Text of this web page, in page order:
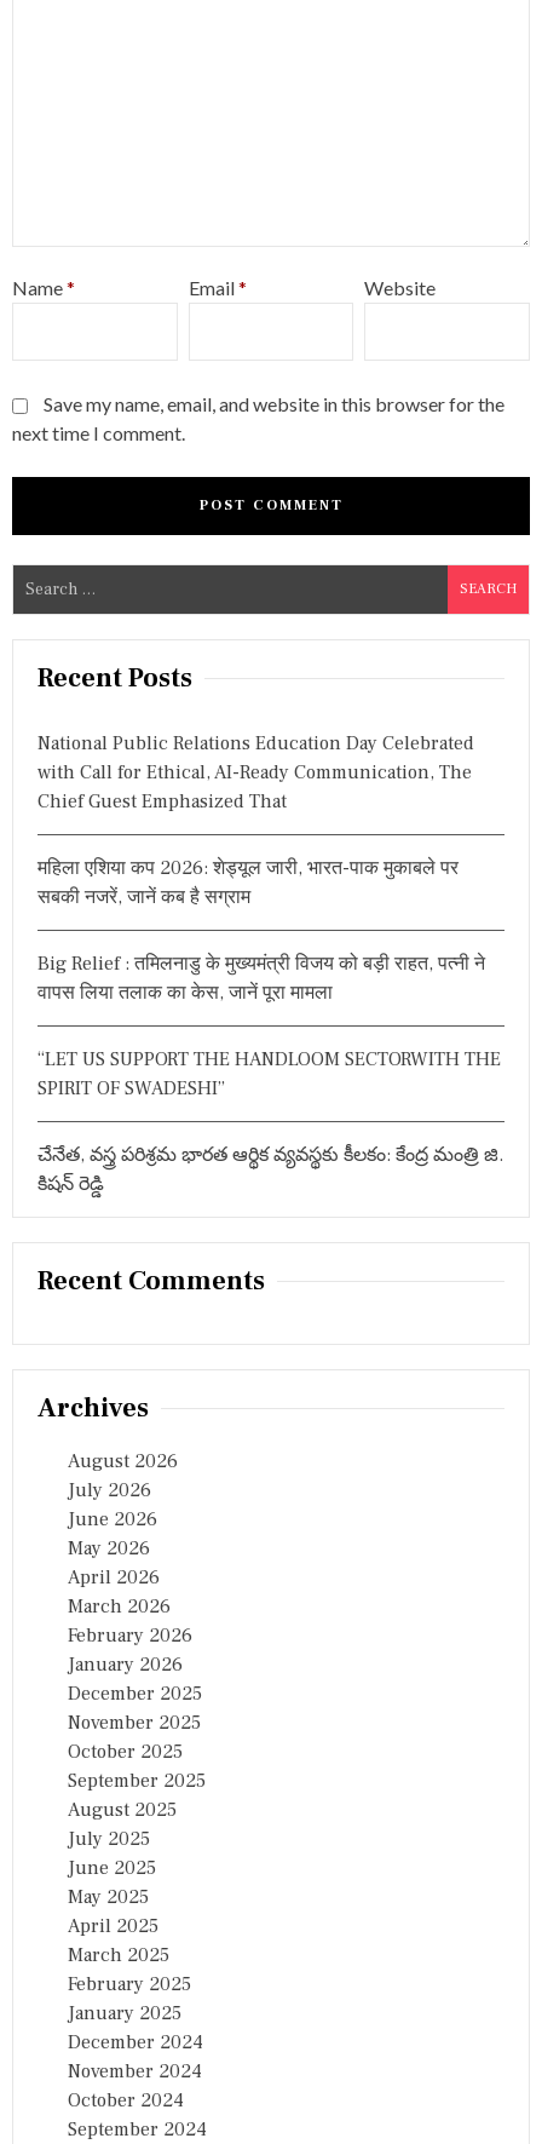
Name* Email* Website
Save my name, email, and website in this browser for the
next time I comment.
a
Recent Posts
National Public Relations Education Day Celebrated
with Call for Ethical, AI-Ready Communication, The
Chief Guest Emphasized That
महिला एशिया कप 2026: शेड्यूल जारी, भारत-पाक मुकाबले पर
सबकी नजरें, जानें कब है सग्राम
Big Relief : तमिलनाडु के मुख्यमंत्री विजय को बड़ी राहत, पत्नी ने
वापस लिया तलाक का केस, जानें पूरा मामला
“LET US SUPPORT THE HANDLOOM SECTORWITH THE
SPIRIT OF SWADESHI”
చేనేత, వస్త్ర పరిశ్రమ భారత ఆర్థిక వ్యవస్థకు కీలకం: కేంద్ర మంత్రి జి.
కిషన్ రెడ్డి
Recent Comments
Archives
August 2026
July 2026
June 2026
May 2026
April 2026
March 2026
February 2026
January 2026
December 2025
November 2025
October 2025
September 2025
August 2025
July 2025
June 2025
May 2025
April 2025
March 2025
February 2025
January 2025
December 2024
November 2024
October 2024
September 2024